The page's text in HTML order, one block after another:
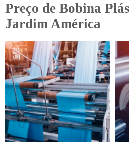
Preço de Bobina
Jardim América